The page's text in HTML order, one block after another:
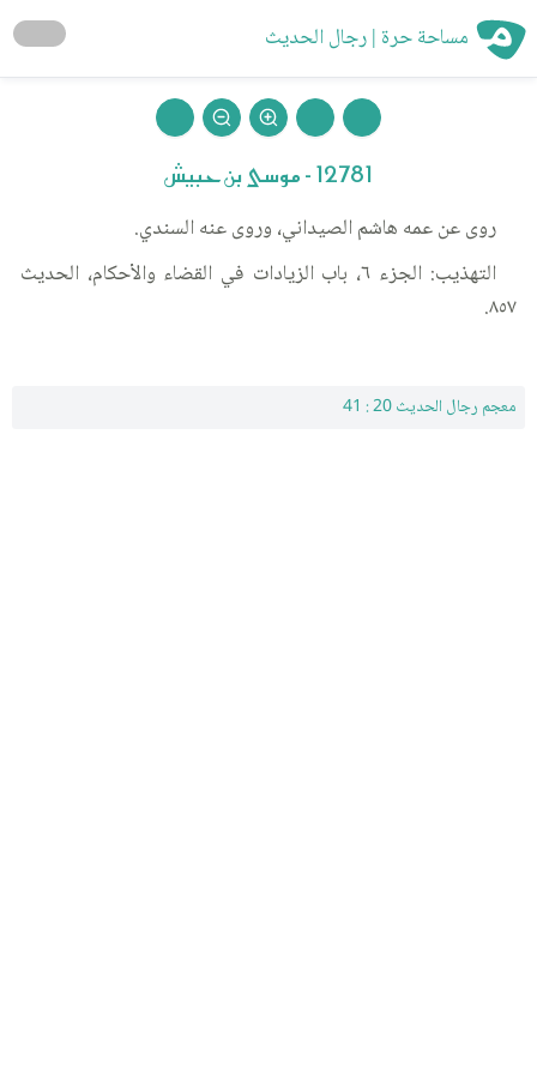
مساحة حرة | رجال الحديث
12781 - موسى بن حبيش
روى عن عمه هاشم الصيداني، وروى عنه السندي.
التهذيب: الجزء ٦، باب الزيادات في القضاء والأحكام، الحديث
٨٥٧.
معجم رجال الحديث 20 : 41